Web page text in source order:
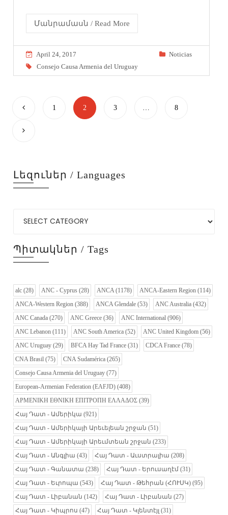
Մանրամասն / Read More
April 24, 2017
Noticias
Consejo Causa Armenia del Uruguay
1 2 3 8
Լեզուներ / Languages
Պիտակներ / Tags
alc (28) ANC - Cyprus (28) ANCA(1178) ANCA-Eastern Region (114)
ANCA-Western Region (388) ANCA Glendale (53) ANC Australia (432)
ANC Canada (270) ANC Greece (36) ANC International (906)
ANC Lebanon (111) ANC South America (52) ANC United Kingdom (56)
ANC Uruguay (29) BFCA Hay Tad France (31) CDCA France (78)
CNA Brasil (75) CNA Sudamérica (265)
Consejo Causa Armenia del Uruguay (77)
European-Armenian Federation (EAFJD) (408)
ΑΡΜΕΝΙΚΗ ΕΘΝΙΚΗ ΕΠΙΤΡΟΠΗ ΕΛΛΑΔΟΣ (39)
Հայ Դատ - Ամերիկա (921)
Հայ Դատ - Ամերիկայի Արեւելեան շրջան (51)
Հայ Դատ - Ամերիկայի Արեւմտեան շրջան (233)
Հայ Դատ - Անգլիա (43) Հայ Դատ - Աւստրալիա (208)
Հայ Դատ - Գանատա (238) Հայ Դատ - Երուսաղէմ (31)
Հայ Դատ - Եւրոպա (543) Հայ Դատ - Թեհրան (ՀՈՒՍԿ) (95)
Հայ Դատ - Լիբանան (142) Հայ Դատ - Լիբանան (27)
Հայ Դատ - Կիպրոս (47) Հայ Դատ - Կլենտէյլ (31)